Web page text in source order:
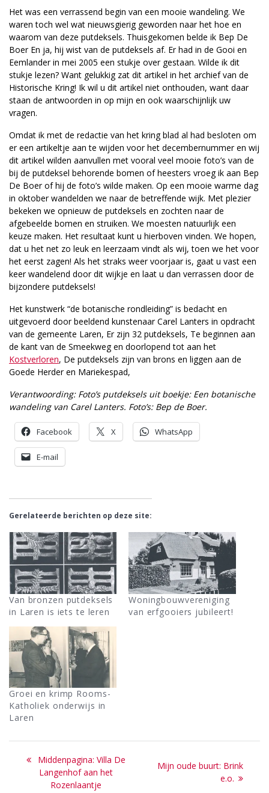
Het was een verrassend begin van een mooie wandeling. We
waren toch wel wat nieuwsgierig geworden naar het hoe en
waarom van deze putdeksels. Thuisgekomen belde ik Bep De
Boer En ja, hij wist van de putdeksels af. Er had in de Gooi en
Eemlander in mei 2005 een stukje over gestaan. Wilde ik dit
stukje lezen? Want gelukkig zat dit artikel in het archief van de
Historische Kring! Ik wil u dit artikel niet onthouden, want daar
staan de antwoorden in op mijn en ook waarschijnlijk uw
vragen.
Omdat ik met de redactie van het kring blad al had besloten om
er een artikeltje aan te wijden voor het decembernummer en wij
dit artikel wilden aanvullen met vooral veel mooie foto’s van de
bij de putdeksel behorende bomen of heesters vroeg ik aan Bep
De Boer of hij de foto’s wilde maken. Op een mooie warme dag
in oktober wandelden we naar de betreffende wijk. Met plezier
bekeken we opnieuw de putdeksels en zochten naar de
afgebeelde bomen en struiken. We moesten natuurlijk een
keuze maken. Het resultaat kunt u hierboven vinden. We hopen,
dat u het net zo leuk en leerzaam vindt als wij, toen we het voor
het eerst zagen! Als het straks weer voorjaar is, gaat u vast een
keer wandelend door dit wijkje en laat u dan verrassen door de
bijzondere putdeksels!
Het kunstwerk “de botanische rondleiding” is bedacht en
uitgevoerd door beeldend kunstenaar Carel Lanters in opdracht
van de gemeente Laren, Er zijn 32 putdeksels, Te beginnen aan
de kant van de Smeekweg en doorlopend tot aan het
Kostverloren, De putdeksels zijn van brons en liggen aan de
Goede Herder en Mariekespad,
Verantwoording: Foto’s putdeksels uit boekje: Een botanische
wandeling van Carel Lanters. Foto’s: Bep de Boer.
Facebook X WhatsApp
E-mail
Gerelateerde berichten op deze site:
Van bronzen putdeksels
in Laren is iets te leren
Woningbouwvereniging
van erfgooiers jubileert!
Groei en krimp Rooms-
Katholiek onderwijs in
Laren
Bericht
navigatie
Previous
post:
Middenpagina: Villa De
Langenhof aan het
Rozenlaantje
Next
Mijn oude buurt: Brink
e.o.